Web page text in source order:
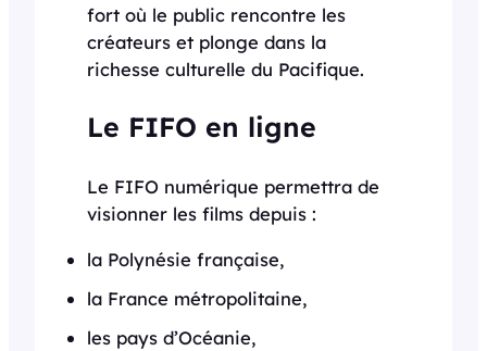
fort où le public rencontre les
créateurs et plonge dans la
richesse culturelle du Pacifique.
Le FIFO en ligne
Le FIFO numérique permettra de
visionner les films depuis :
la Polynésie française,
la France métropolitaine,
les pays d’Océanie,